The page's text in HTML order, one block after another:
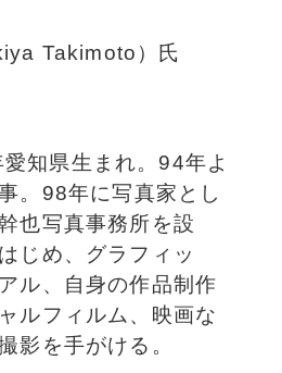
Takimoto）氏
知県生まれ。94年よ
。98年に写真家とし
也写真事務所を設
じめ、グラフィッ
ル、自身の作品制作
ルフィルム、映画な
影を手がける。